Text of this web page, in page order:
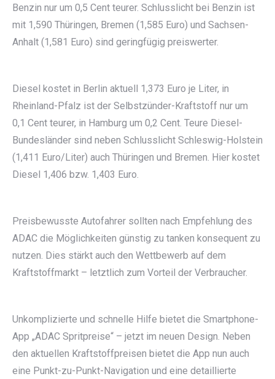
Benzin nur um 0,5 Cent teurer. Schlusslicht bei Benzin ist
mit 1,590 Thüringen, Bremen (1,585 Euro) und Sachsen-
Anhalt (1,581 Euro) sind geringfügig preiswerter.
Diesel kostet in Berlin aktuell 1,373 Euro je Liter, in
Rheinland-Pfalz ist der Selbstzünder-Kraftstoff nur um
0,1 Cent teurer, in Hamburg um 0,2 Cent. Teure Diesel-
Bundesländer sind neben Schlusslicht Schleswig-Holstein
(1,411 Euro/Liter) auch Thüringen und Bremen. Hier kostet
Diesel 1,406 bzw. 1,403 Euro.
Preisbewusste Autofahrer sollten nach Empfehlung des
ADAC die Möglichkeiten günstig zu tanken konsequent zu
nutzen. Dies stärkt auch den Wettbewerb auf dem
Kraftstoffmarkt – letztlich zum Vorteil der Verbraucher.
Unkomplizierte und schnelle Hilfe bietet die Smartphone-
App „ADAC Spritpreise“ – jetzt im neuen Design. Neben
den aktuellen Kraftstoffpreisen bietet die App nun auch
eine Punkt-zu-Punkt-Navigation und eine detaillierte